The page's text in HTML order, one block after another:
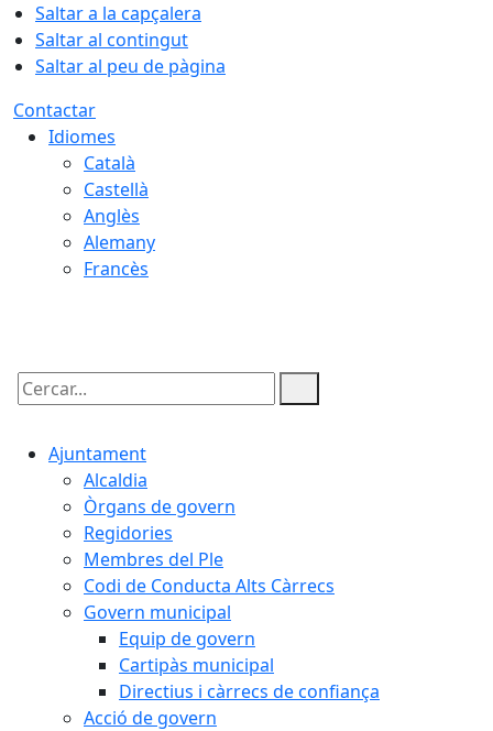
Saltar a la capçalera
Saltar al contingut
Saltar al peu de pàgina
Contactar
Idiomes
Català
Castellà
Anglès
Alemany
Francès
Cercar:
Ajuntament
Alcaldia
Òrgans de govern
Regidories
Membres del Ple
Codi de Conducta Alts Càrrecs
Govern municipal
Equip de govern
Cartipàs municipal
Directius i càrrecs de confiança
Acció de govern